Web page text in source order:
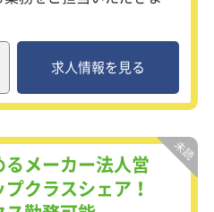
建設する際に発生する、
する為に使用され、建設
は必要不可欠な存在で
具体的には、主に下記の
頂きます。
ポンプ、資材等の配送、
求人情報を見る
るメーカー法人営
クラスシェア！